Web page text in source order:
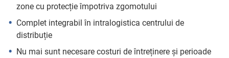
zone cu protecție împotriva zgomotului
Complet integrabil în intralogistica centrului de
distribuție
Nu mai sunt necesare costuri de întreținere și perioade